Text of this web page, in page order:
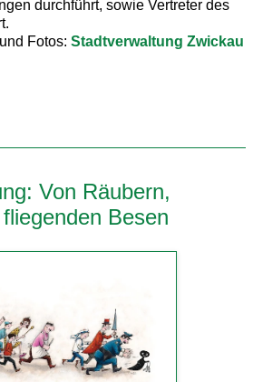
durchführt, sowie Vertreter des
Fotos: Stadtverwaltung Zwickau
Von Räubern,
Besen